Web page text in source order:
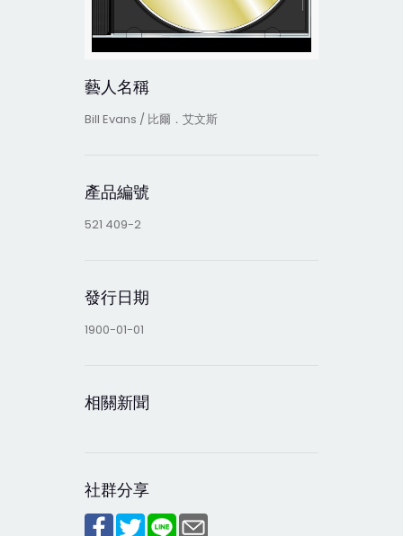
藝人名稱
Bill Evans / 比爾．艾文斯
產品編號
521 409-2
發行日期
1900-01-01
相關新聞
社群分享